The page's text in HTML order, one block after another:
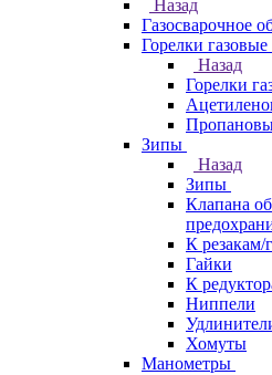
Назад
Газосварочное
Горелки газовые
Назад
Горелки
Зипы
Назад
Зипы
Клапана
К резакам/
Гайки
К
Ниппели
Хомуты
Манометры